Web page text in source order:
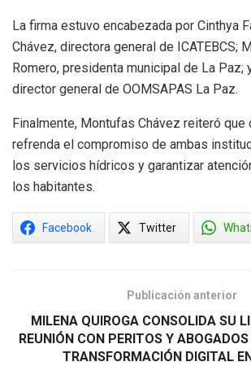
La firma estuvo encabezada por Cinthya
Chávez, directora general de ICATEBCS;
Romero, presidenta municipal de La Paz;
director general de OOMSAPAS La Paz.
Finalmente, Montufas Chávez reiteró
refrenda el compromiso de ambas
los servicios hídricos y garantizar
los habitantes.
Facebook Twitter
Publicación anterior
MILENA QUIROGA CONSOLIDA SU
REUNIÓN CON PERITOS Y
TRANSFORMACIÓN DIGITAL